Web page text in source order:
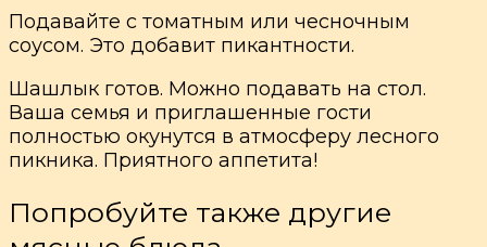
Подавайте с томатным или чесночным
соусом. Это добавит пикантности.
Шашлык готов. Можно подавать на стол.
Ваша семья и приглашенные гости
полностью окунутся в атмосферу лесного
пикника. Приятного аппетита!
Попробуйте также другие